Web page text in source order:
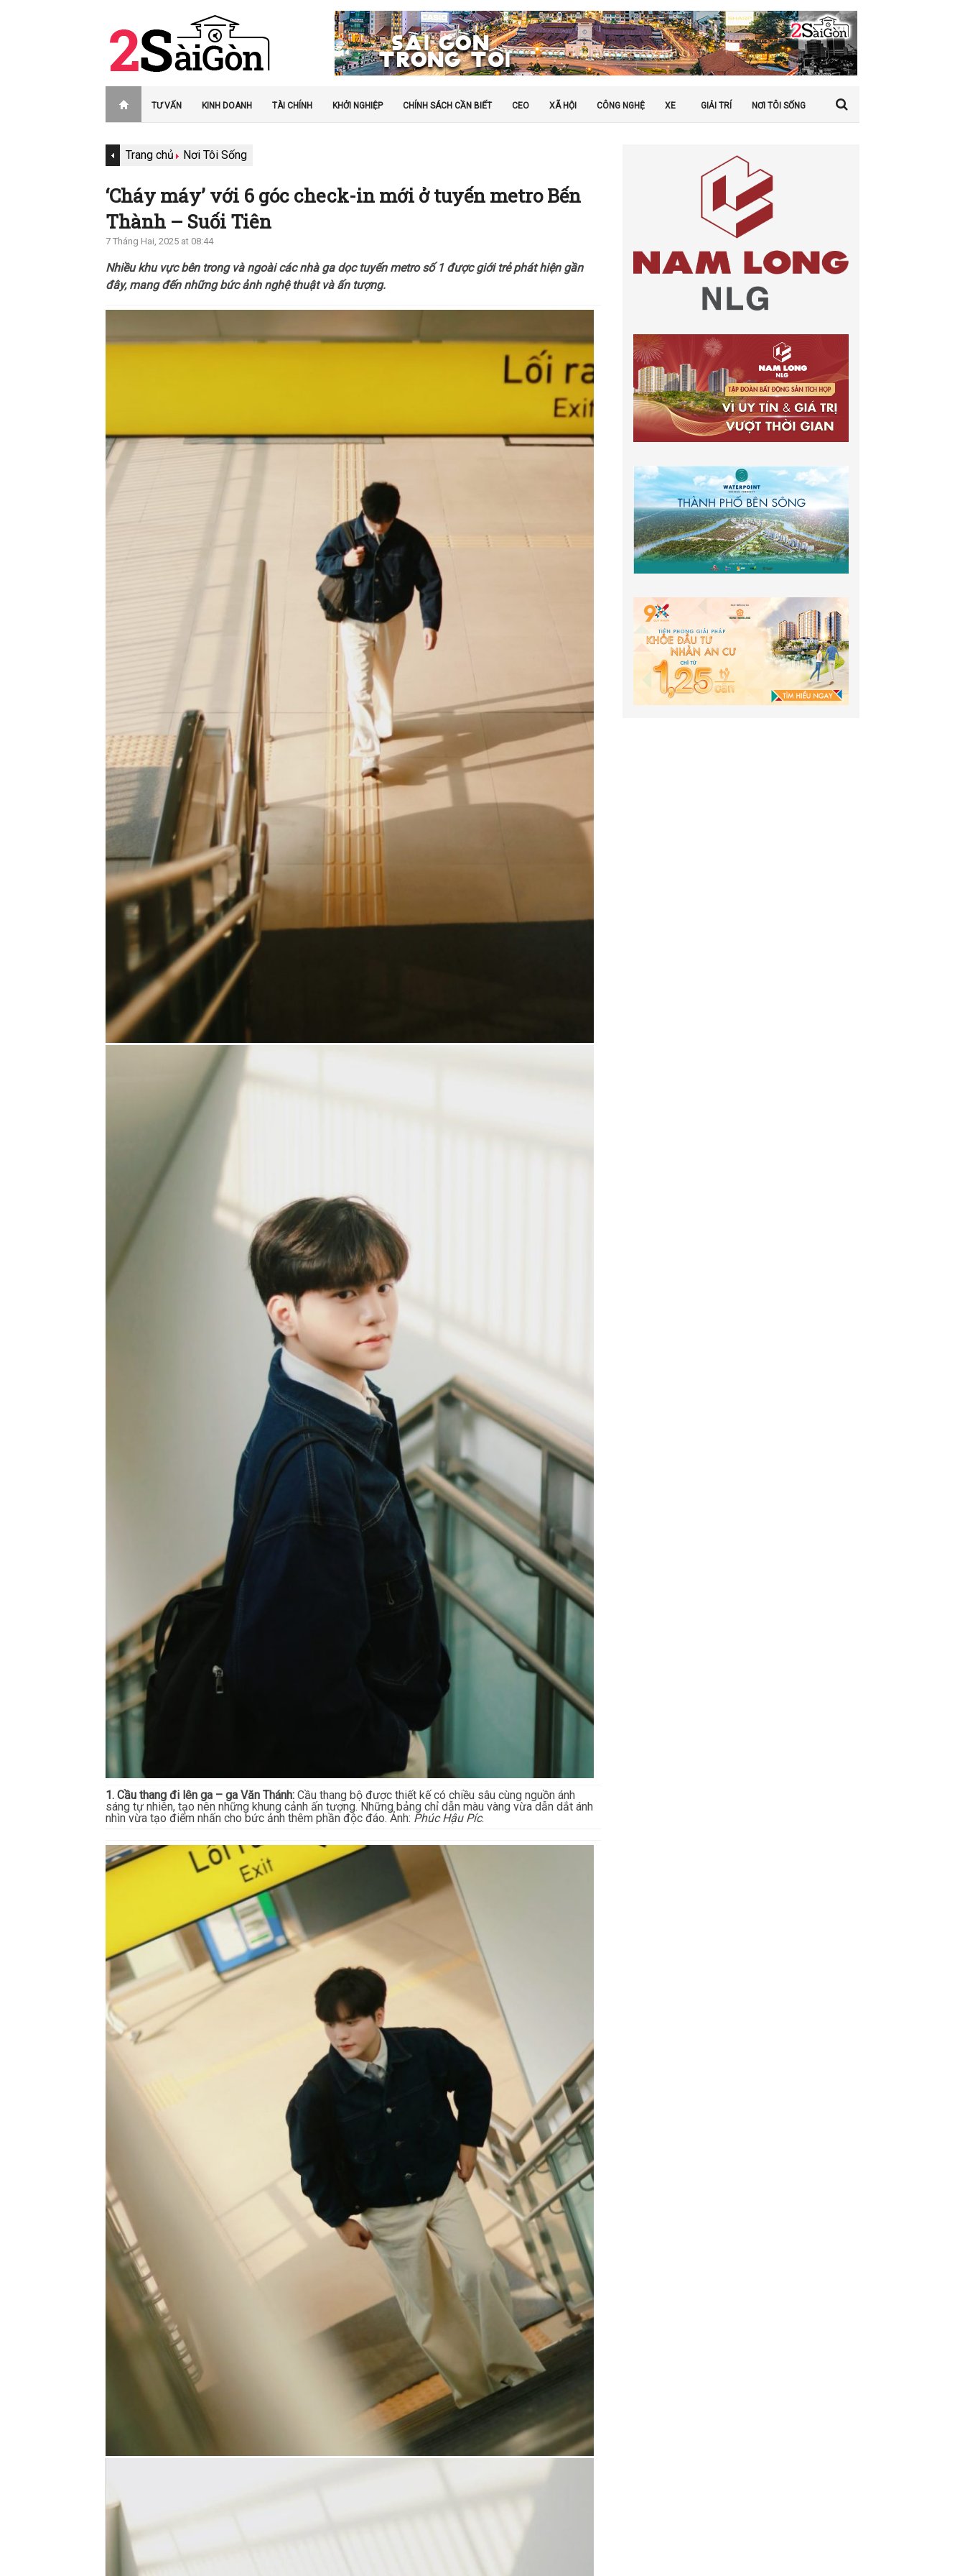
TƯ VẤN KINH DOANH TÀI CHÍNH KHỞI NGHIỆP CHÍNH SÁCH CẦN BIẾT CEO XÃ HỘI CÔNG NGHỆ XE GIẢI TRÍ NƠI TÔI SỐNG
Trang chủ Nơi Tôi Sống
‘Cháy máy’ với 6 góc check-in mới ở tuyến metro Bến
Thành – Suối Tiên
7 Tháng Hai, 2025 at 08:44
Nhiều khu vực bên trong và ngoài các nhà ga dọc tuyến metro số 1 được giới trẻ phát hiện gần
đây, mang đến những bức ảnh nghệ thuật và ấn tượng.
1. Cầu thang đi lên ga – ga Văn Thánh: Cầu thang bộ được thiết kế có chiều sâu cùng nguồn ánh
sáng tự nhiên, tạo nên những khung cảnh ấn tượng. Những bảng chỉ dẫn màu vàng vừa dẫn dắt ánh
nhìn vừa tạo điểm nhấn cho bức ảnh thêm phần độc đáo. Ảnh: Phúc Hậu Píc.